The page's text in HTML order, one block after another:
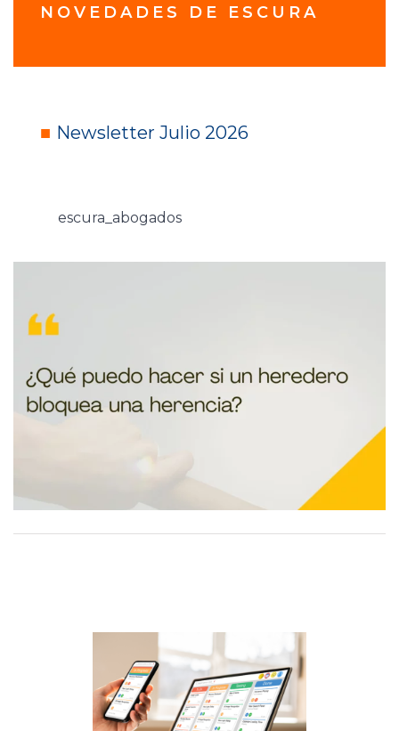
NOVEDADES DE ESCURA
■ Newsletter Julio 2026
escura_abogados